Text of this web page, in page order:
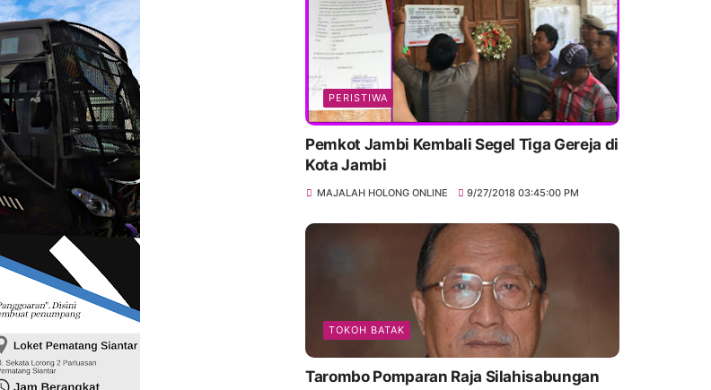
PERISTIWA
Pemkot Jambi Kembali Segel Tiga Gereja di
Kota Jambi
MAJALAH HOLONG ONLINE 9/27/2018 03:45:00 PM
TOKOH BATAK
Tarombo Pomparan Raja Silahisabungan